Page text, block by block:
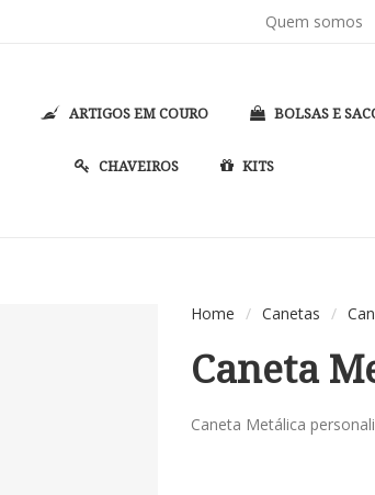
E PASTAS
Quem somos
ARTIGOS EM COURO BOLSAS E
CHAVEIROS KITS
Home / Canetas /
Caneta
Caneta Metálica